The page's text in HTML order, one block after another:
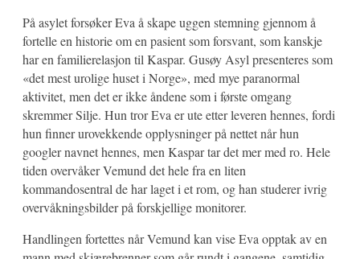
På asylet forsøker Eva å skape uggen stemning gjennom å
fortelle en historie om en pasient som forsvant, som kanskje
har en familierelasjon til Kaspar. Gusøy Asyl presenteres som
«det mest urolige huset i Norge», med mye paranormal
aktivitet, men det er ikke åndene som i første omgang
skremmer Silje. Hun tror Eva er ute etter leveren hennes, fordi
hun finner urovekkende opplysninger på nettet når hun
googler navnet hennes, men Kaspar tar det mer med ro. Hele
tiden overvåker Vemund det hele fra en liten
kommandosentral de har laget i et rom, og han studerer ivrig
overvåkningsbilder på forskjellige monitorer.
Handlingen fortettes når Vemund kan vise Eva opptak av en